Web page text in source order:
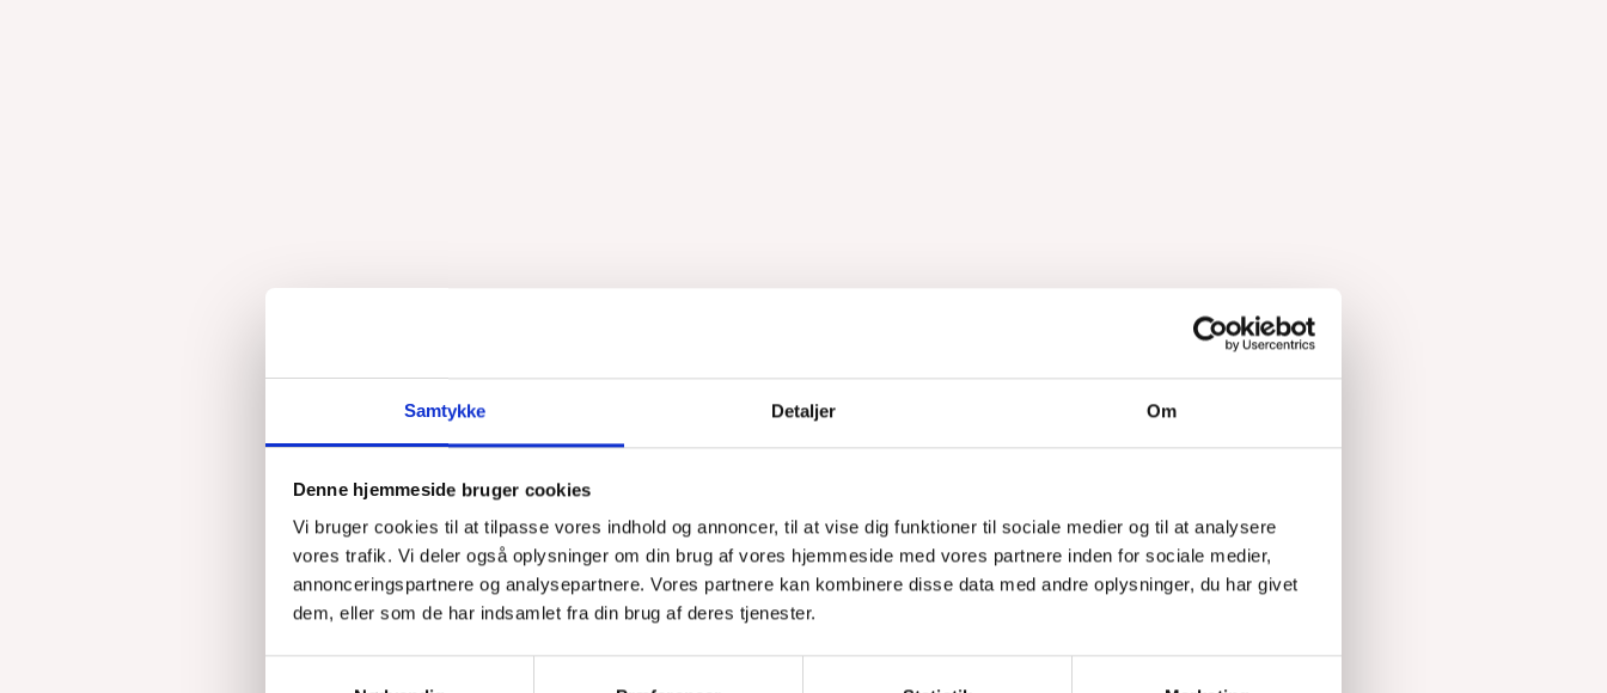
Samtykke Detaljer Om
Denne hjemmeside bruger cookies
Vi bruger cookies til at tilpasse vores indhold og annoncer, til at vise dig funktioner til sociale medier og til at analysere
vores trafik. Vi deler også oplysninger om din brug af vores hjemmeside med vores partnere inden for sociale medier,
annonceringspartnere og analysepartnere. Vores partnere kan kombinere disse data med andre oplysninger, du har givet
dem, eller som de har indsamlet fra din brug af deres tjenester.
terrorangrebene i Paris og Bruxelles i 2015 og 2016. Men de ville gerne tegnes -
og de ville gerne fortælle imens. (tegning: Judith Vanistendael)
Først kom terroristerne. Så kom journalisterne